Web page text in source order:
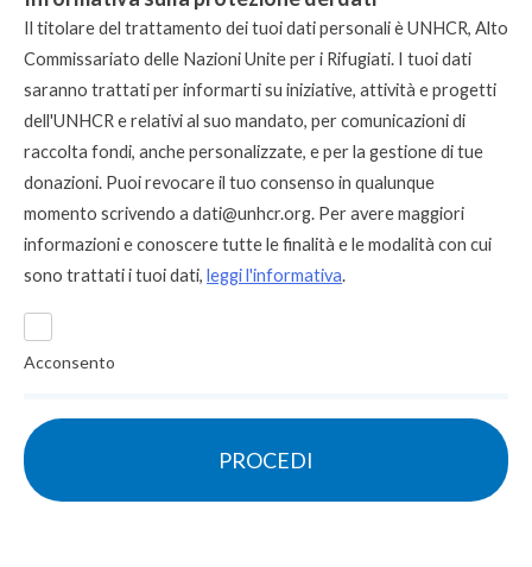
Il titolare del trattamento dei tuoi dati personali è UNHCR, Alto
Commissariato delle Nazioni Unite per i Rifugiati. I tuoi dati
saranno trattati per informarti su iniziative, attività e progetti
dell'UNHCR e relativi al suo mandato, per comunicazioni di
raccolta fondi, anche personalizzate, e per la gestione di tue
donazioni. Puoi revocare il tuo consenso in qualunque
momento scrivendo a dati@unhcr.org. Per avere maggiori
informazioni e conoscere tutte le finalità e le modalità con cui
sono trattati i tuoi dati, leggi l'informativa.
Acconsento